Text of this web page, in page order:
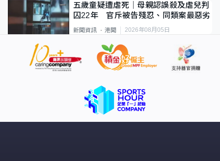
五歲童疑遭虐死｜母親認誤殺及虐兒判
囚22年 官斥被告殘忍、同類案最惡劣
新聞資訊 港聞 2026年08月05日